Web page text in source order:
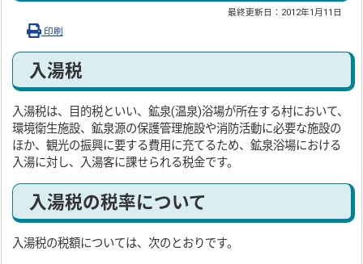
最終更新日： 2012年1月11日
印刷
入湯税
入湯税は、目的税といい、鉱泉(温泉)浴場が所在する村において、
環境衛生施設、鉱泉源の保護管理施設や消防活動に必要な施設の
ほか、観光の振興に要する費用に充てるため、鉱泉浴場における
入湯に対し、入湯客に課せられる税金です。
入湯税の税率について
入湯税の税額については、次のとおりです。